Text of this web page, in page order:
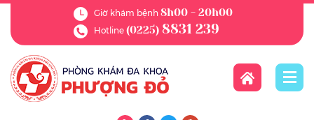
Giờ khám bệnh 8h00 - 20h00
Hotline (0225) 8831 239